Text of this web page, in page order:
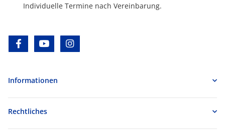
Individuelle Termine nach Vereinbarung.
facebookyoutube
Informationen
Rechtliches